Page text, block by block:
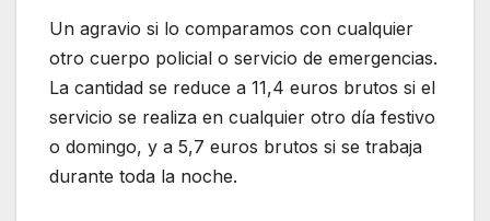
Un agravio si lo comparamos con cualquier
otro cuerpo policial o servicio de emergencias.
La cantidad se reduce a 11,4 euros brutos si el
servicio se realiza en cualquier otro día festivo
o domingo, y a 5,7 euros brutos si se trabaja
durante toda la noche.